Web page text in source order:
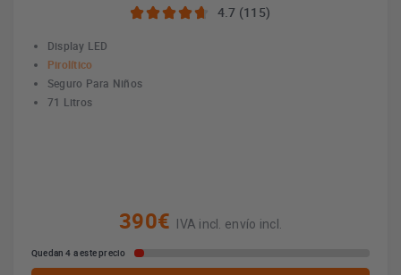
4.7 (115)
Display LED
Pirolítico
Seguro Para Niños
71 Litros
390€ IVA incl. envío incl.
Quedan 4 a este precio